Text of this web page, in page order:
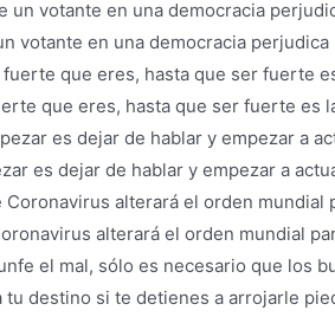
votante en una democracia
que eres, hasta que ser fuerte es
es dejar de hablar y empezar a
alterará el orden mundial